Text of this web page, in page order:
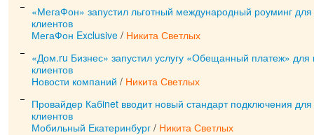
«МегаФон» запустил льготный международный роуминг
клиентов
МегаФон Exclusive / Никита Светлых
«Дом.ru Бизнес» запустил услугу «Обещанный платеж» для
клиентов
Новости компаний / Никита Светлых
Провайдер Кабinet вводит новый стандарт подключения
клиентов
Мобильный Екатеринбург / Никита Светлых